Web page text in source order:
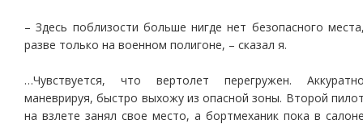
– Здесь поблизости больше нигде нет безопасного
разве только на военном полигоне, – сказал я.
…Чувствуется, что вертолет перегружен.
маневрируя, быстро выхожу из опасной зоны. Второй
на взлете занял свое место, а бортмеханик пока в